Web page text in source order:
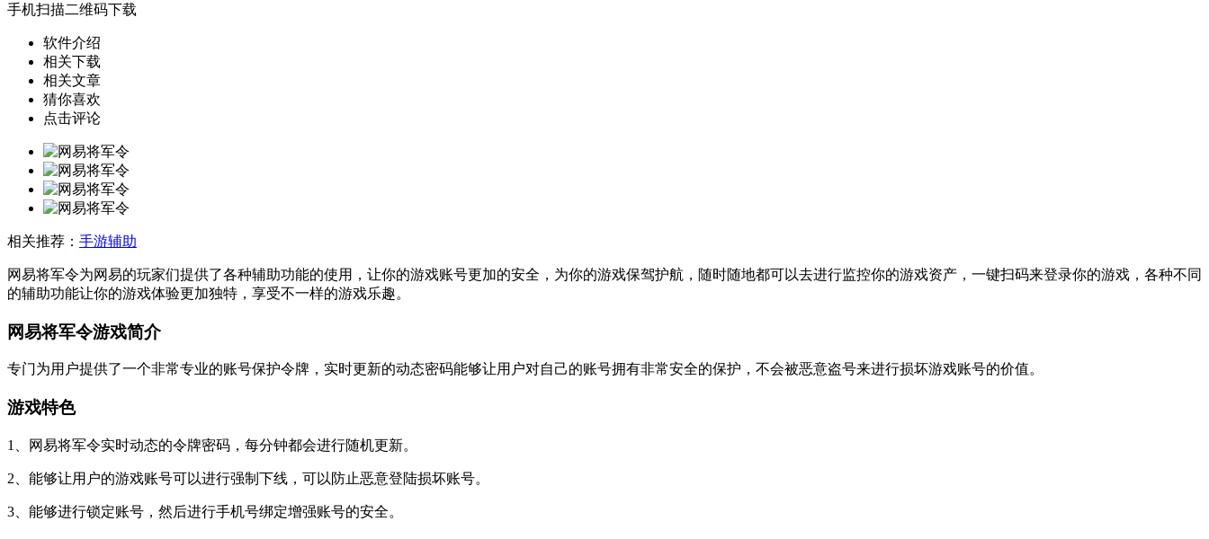
手机扫描二维码下载
软件介绍
相关下载
相关文章
猜你喜欢
点击评论
相关推荐： 手游辅助
网易将军令为网易的玩家们提供了各种辅助功能的使用，让你的游戏账号更加的安全，为你的游戏保驾护航，随时随地都可以去进行监控你的游戏资产，一键扫码来登录你的游戏，各种不同
的辅助功能让你的游戏体验更加独特，享受不一样的游戏乐趣。
网易将军令游戏简介
专门为用户提供了一个非常专业的账号保护令牌，实时更新的动态密码能够让用户对自己的账号拥有非常安全的保护，不会被恶意盗号来进行损坏游戏账号的价值。
游戏特色
1、网易将军令实时动态的令牌密码，每分钟都会进行随机更新。
2、能够让用户的游戏账号可以进行强制下线，可以防止恶意登陆损坏账号。
3、能够进行锁定账号，然后进行手机号绑定增强账号的安全。